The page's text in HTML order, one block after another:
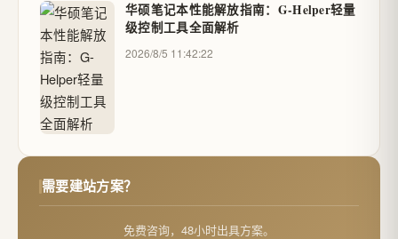
华硕笔记本性能解放指南：G-Helper轻量
级控制工具全面解析
2026/8/5 11:42:22
需要建站方案？
免费咨询，48小时出具方案。